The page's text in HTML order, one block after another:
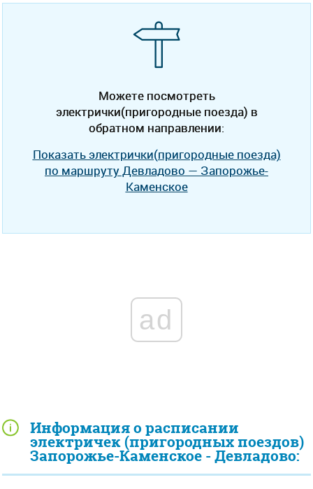
Информация о расписании
электричек (пригородных поездов)
Запорожье-Каменское - Девладово:
Можете посмотреть
электрички(пригородные поезда) в
обратном направлении:
Показать электрички(пригородные поезда)
по маршруту Девладово — Запорожье-
Каменское
ad